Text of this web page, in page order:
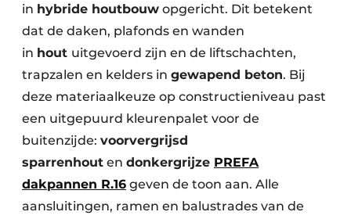
in hybride houtbouw opgericht. Dit betekent
dat de daken, plafonds en wanden
in hout uitgevoerd zijn en de liftschachten,
trapzalen en kelders in gewapend beton. Bij
deze materiaalkeuze op constructieniveau past
een uitgepuurd kleurenpalet voor de
buitenzijde: voorvergrijsd
sparrenhout en donkergrijze PREFA
dakpannen R.16 geven de toon aan. Alle
aansluitingen, ramen en balustrades van de